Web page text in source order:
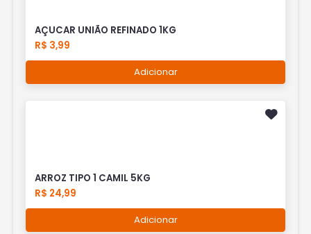
AÇUCAR UNIÃO REFINADO 1KG
R$ 3,99
Adicionar
ARROZ TIPO 1 CAMIL 5KG
R$ 24,99
Adicionar